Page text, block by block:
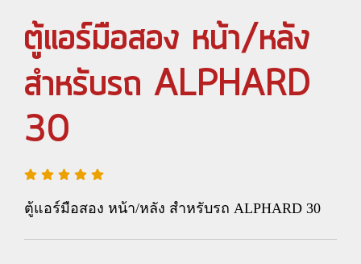
ตู้แอร์มือสอง หน้า/หลัง
สำหรับรถ ALPHARD
30
ตู้แอร์มือสอง หน้า/หลัง สำหรับรถ ALPHARD 30